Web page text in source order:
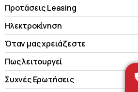
Προτάσεις Leasing
Ηλεκτροκίνηση
Όταν μας χρειάζεστε
Πως λειτουργεί
Συχνές Ερωτήσεις